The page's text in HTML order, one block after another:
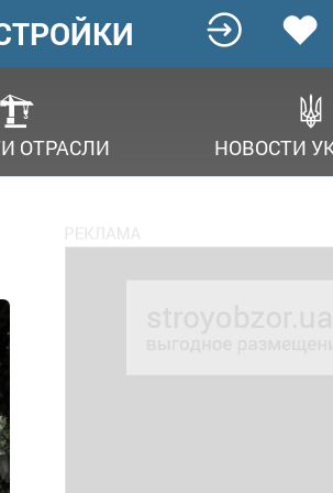
ОТРАСЛИ НОВОСТИ